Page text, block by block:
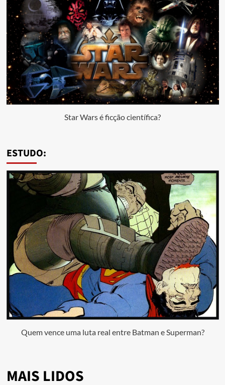
Star Wars é ficção científica?
ESTUDO:
Quem vence uma luta real entre Batman e Superman?
MAIS LIDOS